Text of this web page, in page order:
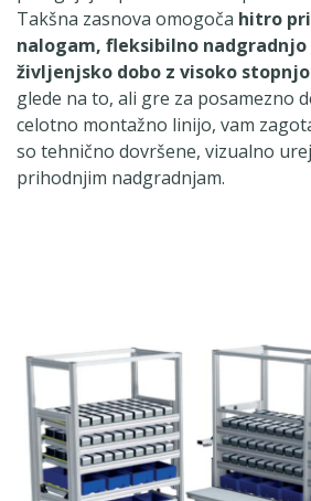
Takšna zasnova omogoča hitro
nalogam, fleksibilno
življenjsko dobo z visoko
glede na to, ali gre za posamezno
celotno montažno linijo, vam
so tehnično dovršene, vizualno
prihodnjim nadgradnjam.